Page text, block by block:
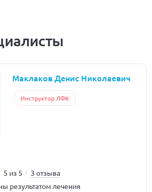
Маклаков Денис Николаевич
Инструктор ЛФК
5 из 5 3 отзыва
результатом лечения